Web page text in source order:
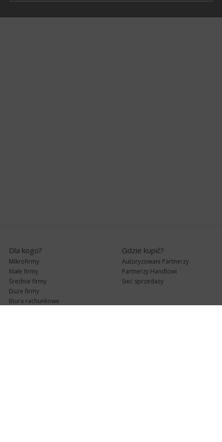
Dla kogo?
Mikrofirmy
Małe firmy
Średnie firmy
Duże firmy
Biura rachunkowe
Gdzie kupić?
Autoryzowani Partnerzy
Partnerzy Handlowi
Sieć sprzedaży